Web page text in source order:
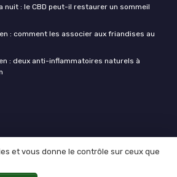
nuit : le CBD peut-il restaurer un sommeil
: comment les associer aux friandises au
: deux anti-inflammatoires naturels à
et vous donne le contrôle sur ceux que